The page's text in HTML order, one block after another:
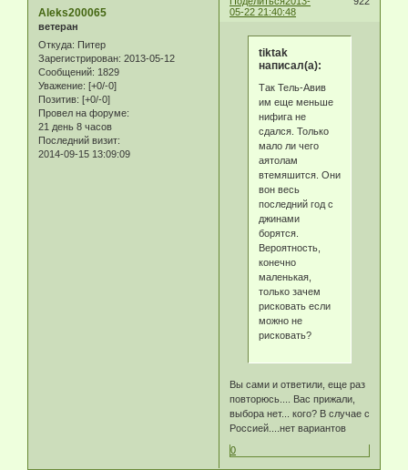
05-22 21:40:48
Aleks200065
ветеран
Откуда: Питер
Зарегистрирован: 2013-05-12
Сообщений: 1829
Уважение: [+0/-0]
Позитив: [+0/-0]
Провел на форуме:
21 день 8 часов
Последний визит:
2014-09-15 13:09:09
tiktak
написал(а):
Так Тель-Авив
им еще меньше
нифига не
сдался. Только
мало ли чего
аятолам
втемяшится. Они
вон весь
последний год с
джинами
борятся.
Вероятность,
конечно
маленькая,
только зачем
рисковать если
можно не
рисковать?
Вы сами и ответили, еще раз
повторюсь.... Вас прижали,
выбора нет... кого? В случае с
Россией....нет вариантов
0